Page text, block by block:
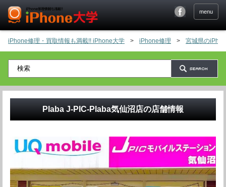
menu
iPhone修理・買取情報も満載!! iPhone大学 > iPhone修理 > 宮城県の
Plaba J-PIC-Plaba気仙沼店の店舗情報